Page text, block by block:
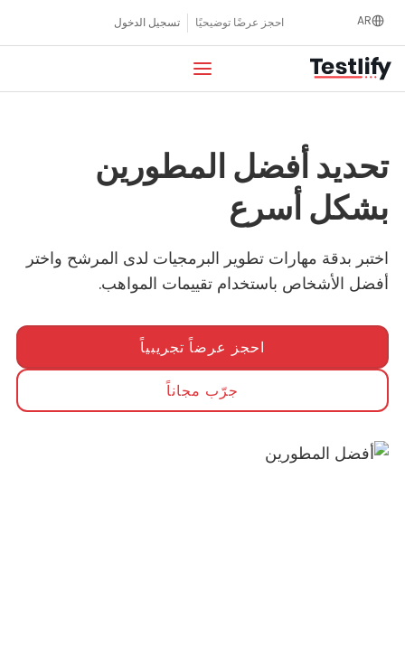
Skip
content
AR احجز عرضًا توضيحيًا تسجيل الدخول
تحديد أفضل المطورين
بشكل أسرع
اختبر بدقة مهارات تطوير البرمجيات لدى المرشح واختر
أفضل الأشخاص باستخدام تقييمات المواهب.
احجز عرضاً تجريبياً
جرّب مجاناً